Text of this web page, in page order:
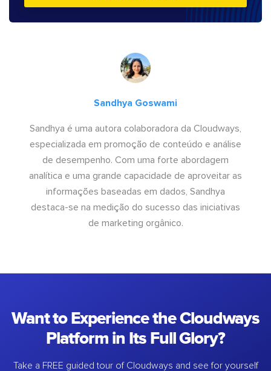
Sandhya Goswami
Sandhya é uma autora colaboradora da Cloudways,
especializada em promoção de conteúdo e análise
de desempenho. Com uma forte abordagem
analítica e uma grande capacidade de aproveitar as
informações baseadas em dados, Sandhya
destaca-se na medição do sucesso das iniciativas
de marketing orgânico.
Want to Experience the Cloudways
Platform in Its Full Glory?
Take a FREE guided tour of Cloudways and see for yourself